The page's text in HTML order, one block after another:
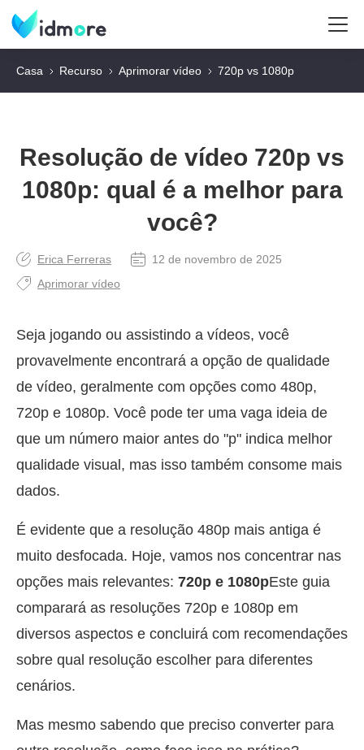
Casa Recurso Aprimorar vídeo 720p vs 1080p
Resolução de vídeo 720p vs
1080p: qual é a melhor para
você?
Erica Ferreras
12 de novembro de 2025
Aprimorar vídeo
Seja jogando ou assistindo a vídeos, você
provavelmente encontrará a opção de qualidade
de vídeo, geralmente com opções como 480p,
720p e 1080p. Você pode ter uma vaga ideia de
que um número maior antes do "p" indica melhor
qualidade visual, mas isso também consome mais
dados.
É evidente que a resolução 480p mais antiga é
muito desfocada. Hoje, vamos nos concentrar nas
opções mais relevantes: 720p e 1080pEste guia
comparará as resoluções 720p e 1080p em
diversos aspectos e concluirá com recomendações
sobre qual resolução escolher para diferentes
cenários.
Mas mesmo sabendo que preciso converter para